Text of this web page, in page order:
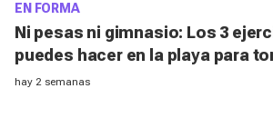
EN FORMA
Ni pesas ni gimnasio: Los 3
puedes hacer en la playa para
brazos después de los 50, según
hay 2 semanas